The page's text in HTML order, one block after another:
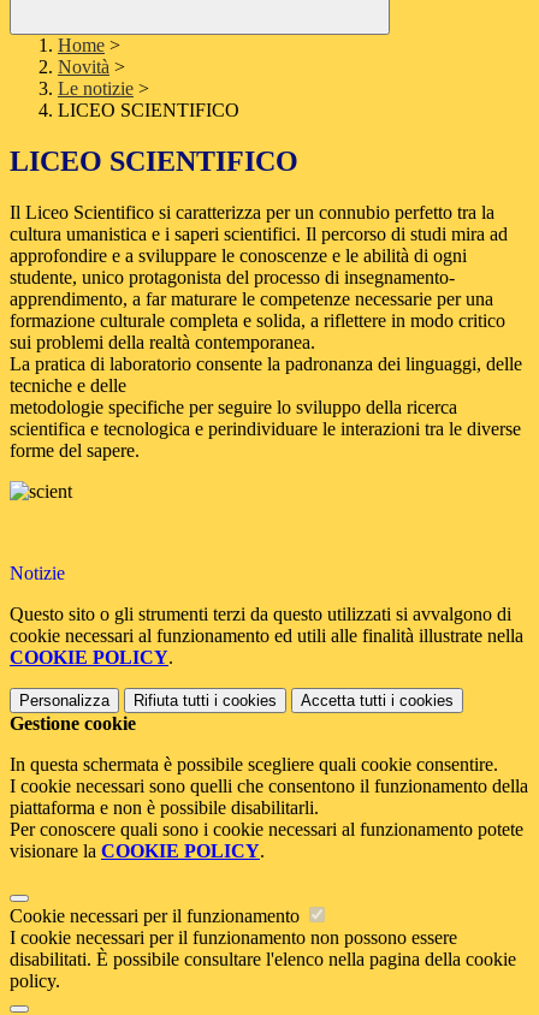
Home >
Novità >
Le notizie >
LICEO SCIENTIFICO
LICEO SCIENTIFICO
Il Liceo Scientifico si caratterizza per un connubio perfetto tra la
cultura umanistica e i saperi scientifici. Il percorso di studi mira ad
approfondire e a sviluppare le conoscenze e le abilità di ogni
studente, unico protagonista del processo di insegnamento-
apprendimento, a far maturare le competenze necessarie per una
formazione culturale completa e solida, a riflettere in modo critico
sui problemi della realtà contemporanea.
La pratica di laboratorio consente la padronanza dei linguaggi, delle
tecniche e delle
metodologie specifiche per seguire lo sviluppo della ricerca
scientifica e tecnologica e perindividuare le interazioni tra le diverse
forme del sapere.
Notizie
Questo sito o gli strumenti terzi da questo utilizzati si avvalgono di
cookie necessari al funzionamento ed utili alle finalità illustrate nella
COOKIE POLICY.
Personalizza Rifiuta tutti i cookies Accetta tutti i cookies
Gestione cookie
In questa schermata è possibile scegliere quali cookie consentire.
I cookie necessari sono quelli che consentono il funzionamento della
piattaforma e non è possibile disabilitarli.
Per conoscere quali sono i cookie necessari al funzionamento potete
visionare la COOKIE POLICY.
Cookie necessari per il funzionamento
I cookie necessari per il funzionamento non possono essere
disabilitati. È possibile consultare l'elenco nella pagina della cookie
policy.